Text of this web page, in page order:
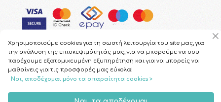
Copyright © 2026HomePharmacy.gr
Χρησιμοποιούμε cookies για τη σωστή λειτουργία του site μας, για
την ανάλυση της επισκεψιμότητάς μας, για να μπορούμε να σου
παρέχουμε εξατομικευμένη εξυπηρέτηση και για να μπορείς να
μαθαίνεις για τις προσφορές μας εύκολα!
Ναι, αποδέχομαι μόνο τα απαραίτητα cookies >